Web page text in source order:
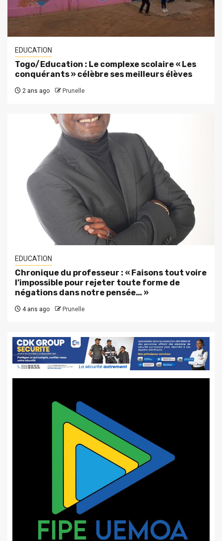
EDUCATION
Togo/Education : Le complexe scolaire « Les
conquérants » célèbre ses meilleurs élèves
2 ans ago Prunelle
EDUCATION
Chronique du professeur : « Faisons tout voire
l’impossible pour rejeter toute forme de
négations dans notre pensée… »
4 ans ago Prunelle